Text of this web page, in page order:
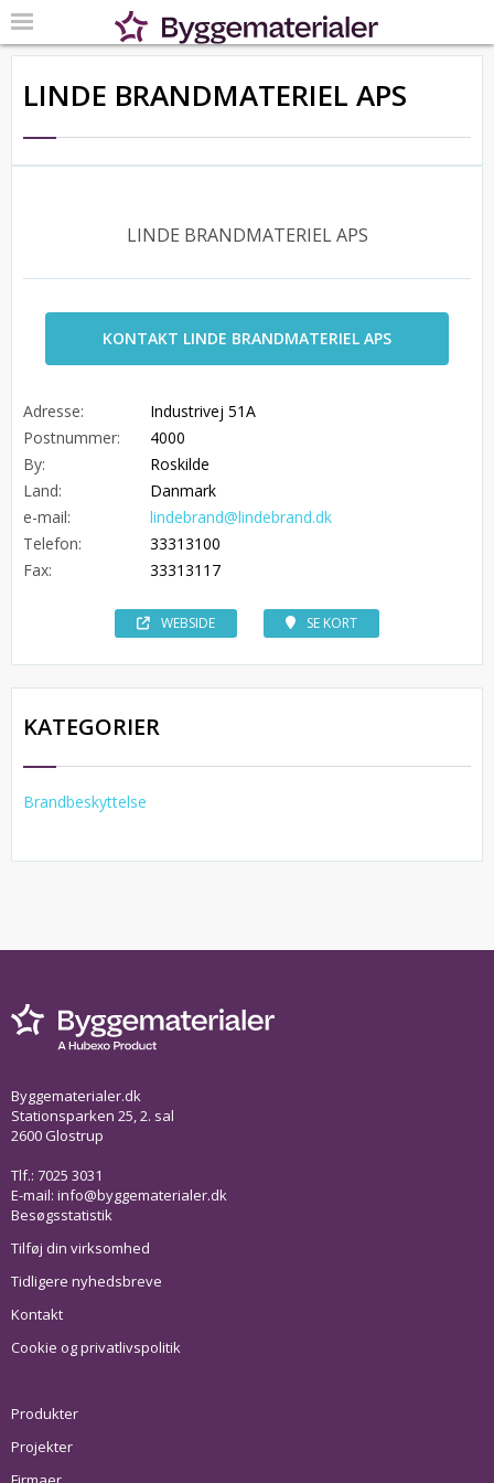
LINDE BRANDMATERIEL APS
LINDE BRANDMATERIEL APS
KONTAKT LINDE BRANDMATERIEL APS
Adresse:
Industrivej 51A
Postnummer:
4000
By:
Roskilde
Land:
Danmark
e-mail:
lindebrand@lindebrand.dk
Telefon:
33313100
Fax:
33313117
WEBSIDE SE KORT
KATEGORIER
Brandbeskyttelse
Byggematerialer.dk
Stationsparken 25, 2. sal
2600 Glostrup
Tlf.: 7025 3031
E-mail: info@byggematerialer.dk
Besøgsstatistik
Tilføj din virksomhed
Tidligere nyhedsbreve
Kontakt
Cookie og privatlivspolitik
Produkter
Projekter